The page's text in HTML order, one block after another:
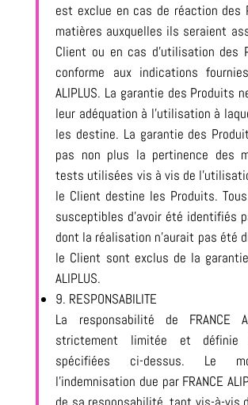
est exclue en cas de réaction des
matières auxquelles ils seraient
Client ou en cas d’utilisation des
conforme aux indications
ALIPLUS. La garantie des Produits
leur adéquation à l’utilisation à
les destine. La garantie des
pas non plus la pertinence des
tests utilisées vis à vis de
le Client destine les Produits.
susceptibles d’avoir été identifiés
dont la réalisation n’aurait pas été
le Client sont exclus de la garantie
ALIPLUS.
9. RESPONSABILITE
La responsabilité de FRANCE
strictement limitée et définie
spécifiées ci-dessus. Le
l’indemnisation due par FRANCE